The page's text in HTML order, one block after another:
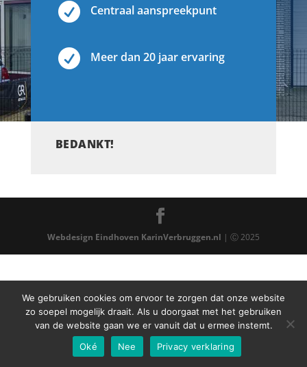
 Centraal aanspreekpunt
 Meer dan 20 jaar ervaring
BEDANKT!
Webdesign Eindhoven KarinVerbruggen.nl | Ⓒ 2025
We gebruiken cookies om ervoor te zorgen dat onze website
zo soepel mogelijk draait. Als u doorgaat met het gebruiken
van de website gaan we er vanuit dat u ermee instemt.
Oké
Nee Privacy verklaring